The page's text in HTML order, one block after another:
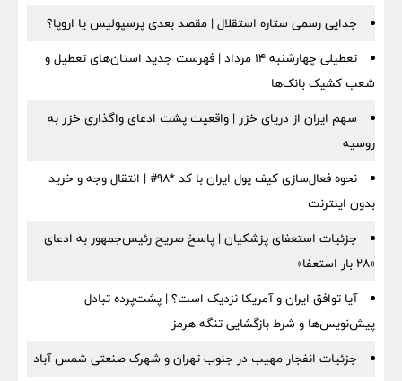
جدایی رسمی ستاره استقلال | مقصد بعدی پرسپولیس یا اروپا؟
تعطیلی چهارشنبه ۱۴ مرداد | فهرست جدید استان‌های تعطیل و
شعب کشیک بانک‌ها
سهم ایران از دریای خزر | واقعیت پشت ادعای واگذاری خزر به
روسیه
نحوه فعال‌سازی کیف پول ایران با کد *98# | انتقال وجه و خرید
بدون اینترنت
جزئیات استعفای پزشکیان | پاسخ صریح رئیس‌جمهور به ادعای
«۲۸ بار استعفا»
آیا توافق ایران و آمریکا نزدیک است؟ | پشت‌پرده تبادل
پیش‌نویس‌ها و شرط بازگشایی تنگه هرمز
جزئیات انفجار مهیب در جنوب تهران و شهرک صنعتی شمس آباد